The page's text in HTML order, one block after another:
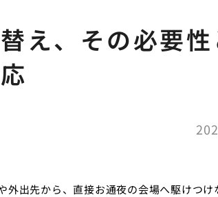
え、その必要性
外出先から、直接お通夜の会場へ駆けつけ